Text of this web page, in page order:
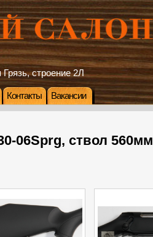
строение 2Л
Контакты Вакансии
06Sprg, ствол 560мм